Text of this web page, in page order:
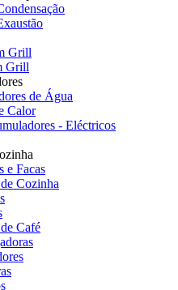
Grill
Grill
de Água
Calor
- Eléctricos
e Facas
Cozinha
Café